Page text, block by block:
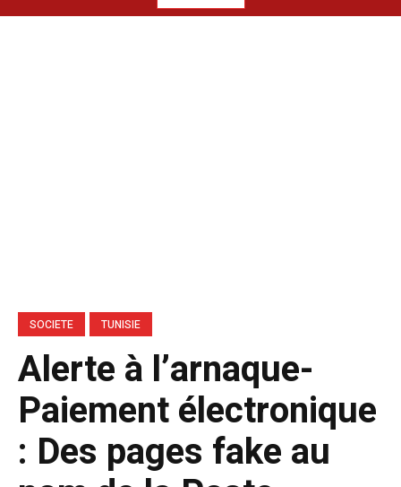
SOCIETE TUNISIE
Alerte à l’arnaque-
Paiement électronique
: Des pages fake au